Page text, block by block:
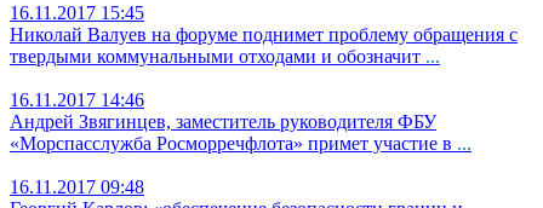
16.11.2017 15:45
Николай Валуев на форуме поднимет проблему обращения с
твердыми коммунальными отходами и обозначит ...
16.11.2017 14:46
Андрей Звягинцев, заместитель руководителя ФБУ
«Морспасслужба Росморречфлота» примет участие в ...
16.11.2017 09:48